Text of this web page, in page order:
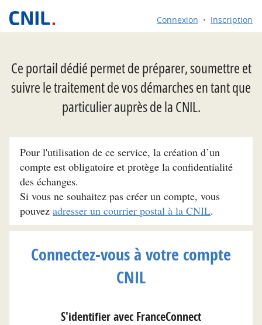
Connexion Inscription
Ce portail dédié permet de préparer, soumettre et
suivre le traitement de vos démarches en tant que
particulier auprès de la CNIL.
Pour l'utilisation de ce service, la création d’un
compte est obligatoire et protège la confidentialité
des échanges.
Si vous ne souhaitez pas créer un compte, vous
pouvez adresser un courrier postal à la CNIL.
Connectez-vous à votre compte
CNIL
S'identifier avec FranceConnect